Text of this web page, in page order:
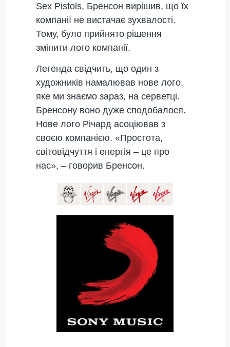
Sex Pistols, Бренсон вирішив, що їх
компанії не вистачає зухвалості.
Тому, було прийнято рішення
змінити лого компанії.
Легенда свідчить, що один з
художників намалював нове лого,
яке ми знаємо зараз, на серветці.
Бренсону воно дуже сподобалося.
Нове лого Річард асоціював з
своєю компанією. «Простота,
світовідчуття і енергія – це про
нас», – говорив Бренсон.